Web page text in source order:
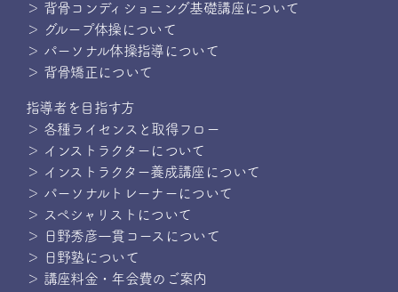
＞ 背骨コンディショニング基礎講座について
＞ グループ体操について
＞ パーソナル体操指導について
＞ 背骨矯正について
指導者を目指す方
＞ 各種ライセンスと取得フロー
＞ インストラクターについて
＞ インストラクター養成講座について
＞ パーソナルトレーナーについて
＞ スペシャリストについて
＞ 日野秀彦一貫コースについて
＞ 日野塾について
＞ 講座料金・年会費のご案内